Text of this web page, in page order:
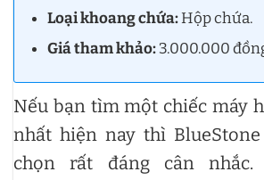
Loại khoang chứa:Hộp chứa.
Giá tham khảo:3.000.000
Nếu bạn tìm một chiếc máy
nhất hiện nay thì
chọn rất đáng cân